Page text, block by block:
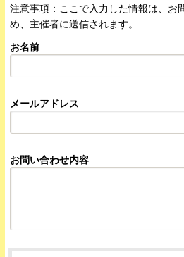
注意事項：ここで入力した情報は、お
め、主催者に送信されます。
お名前
メールアドレス
お問い合わせ内容